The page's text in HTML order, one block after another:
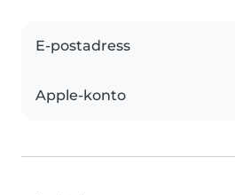
E-postadress
Apple-konto